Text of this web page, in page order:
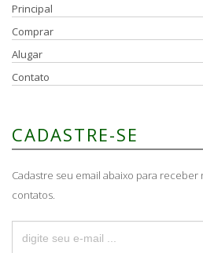
Principal
Comprar
Alugar
Contato
CADASTRE-SE
Cadastre seu email abaixo para receber
contatos.